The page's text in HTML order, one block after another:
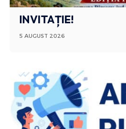
INVITAȚIE!
5 AUGUST 2026